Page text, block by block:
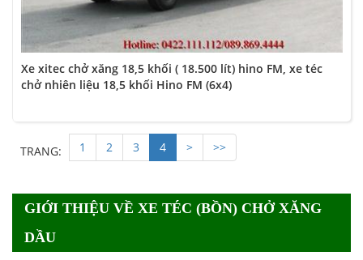
Xe xitec chở xăng 18,5 khối ( 18.500 lít) hino FM, xe téc
chở nhiên liệu 18,5 khối Hino FM (6x4)
TRANG: 1 2 3 4 > >>
GIỚI THIỆU VỀ XE TÉC (BỒN) CHỞ XĂNG
DẦU